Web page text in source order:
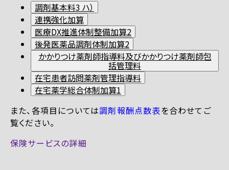
調剤基本料3 ハ）
連携強化加算
医療DX推進体制整備加算2
後発医薬品調剤体制加算2
かかりつけ薬剤師指導料及びかかりつけ薬剤師包
括管理料
在宅患者訪問薬剤管理指導料
在宅薬学総合体制加算1
また、各項目については調剤報酬点数表を合わせてご
覧ください。
保険サービスの詳細